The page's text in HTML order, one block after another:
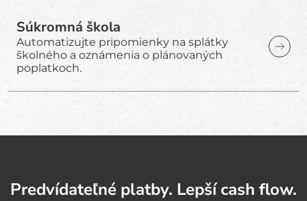
Súkromná škola
Automatizujte pripomienky na splátky
školného a oznámenia o plánovaných
poplatkoch.
Predvídateľné platby. Lepší cash flow.